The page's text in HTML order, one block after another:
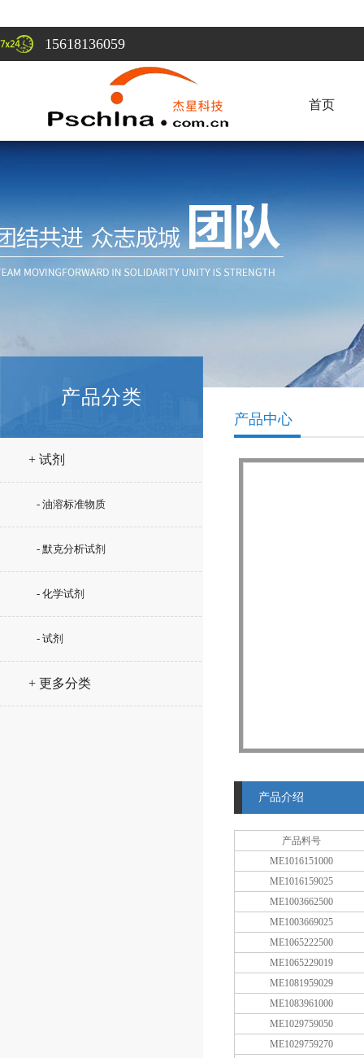
15618136059
首页
产品分类
+ 试剂
- 油溶标准物质
- 默克分析试剂
- 化学试剂
- 试剂
+ 更多分类
产品中心
产品介绍
产品料号
ME1016151000
ME1016159025
ME1003662500
ME1003669025
ME1065222500
ME1065229019
ME1081959029
ME1083961000
ME1029759050
ME1029759270